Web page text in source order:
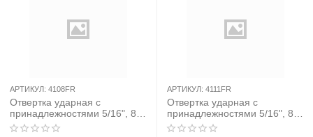
АРТИКУЛ: 4108FR
Отвертка ударная с
принадлежностями 5/16", 8
предметов
АРТИКУЛ: 4111FR
Отвертка ударная с
принадлежностями 5/16", 8
предметов